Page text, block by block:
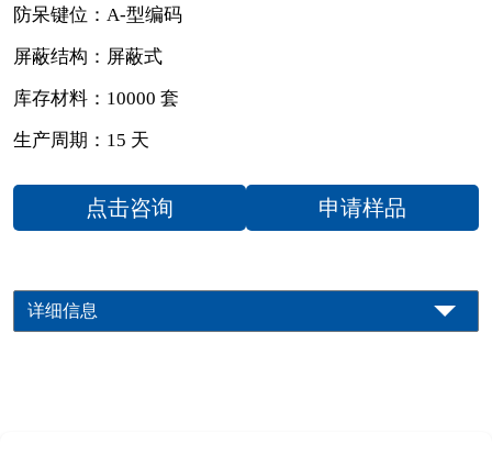
防呆键位：A-型编码
屏蔽结构：屏蔽式
库存材料：10000 套
生产周期：15 天
点击咨询 申请样品
详细信息